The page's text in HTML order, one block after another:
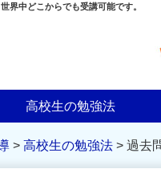
界中どこからでも受講可能です。
高校生の勉強法
> 高校生の勉強法 > 過去